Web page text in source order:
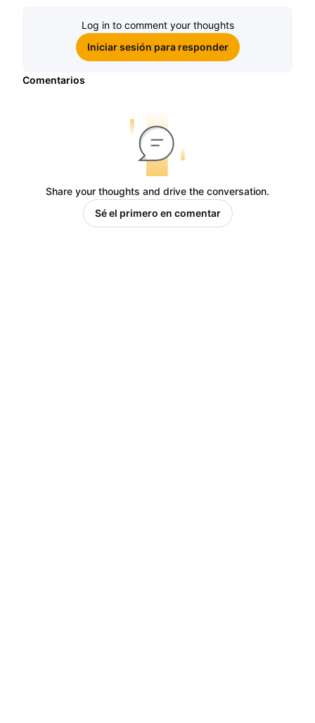
Log in to comment your thoughts
Iniciar sesión para responder
Comentarios
Share your thoughts and drive the conversation.
Sé el primero en comentar